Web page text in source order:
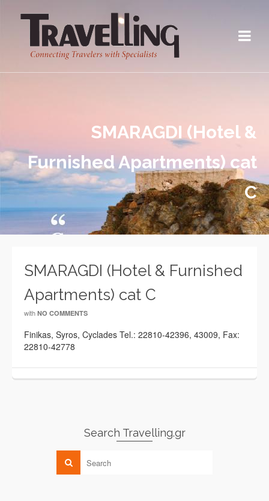
SMARAGDI (Hotel &
Furnished Apartments) cat
C
SMARAGDI (Hotel & Furnished
Apartments) cat C
with NO COMMENTS
Finikas, Syros, Cyclades Tel.: 22810-42396, 43009, Fax:
22810-42778
Search Travelling.gr